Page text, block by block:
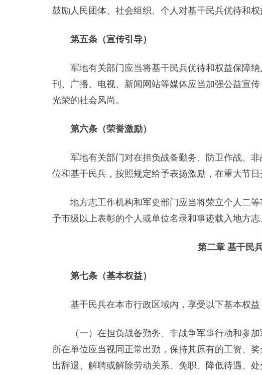
鼓励人民团体、社会组织、个人对基干民兵优待和权
第五条（宣传引导）
军地有关部门应当将基干民兵优待和权益保障纳
刊、广播、电视、新闻网站等媒体应当加强公益宣
光荣的社会风尚。
第六条（荣誉激励）
军地有关部门对在担负战备勤务、防卫作战、非
位和基干民兵，按照规定给予表扬激励，在重大节日
地方志工作机构和军史部门应当将荣立个人二等
予市级以上表彰的个人或单位名录和事迹载入地方志
第二章 基干民
第七条（基本权益）
基干民兵在本市行政区域内，享受以下基本权益
（一）在担负战备勤务、非战争军事行动和参加
所在单位应当视同正常出勤，保持其原有的工资、
出辞退、解聘或解除劳动关系、免职、降低待遇、处